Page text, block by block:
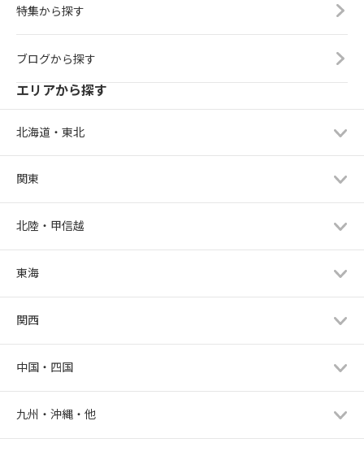
特集から探す
ブログから探す
エリアから探す
北海道・東北
関東
北陸・甲信越
東海
関西
中国・四国
九州・沖縄・他